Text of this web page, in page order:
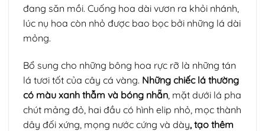
đang săn mồi. Cuống hoa dài vươn ra khỏi nhánh,
lúc nụ hoa còn nhỏ được bao bọc bởi những lá dài
mỏng.
Bổ sung cho những bông hoa rực rỡ là những tán
lá tươi tốt của cây cá vàng. Những chiếc lá thường
có màu xanh thẫm và bóng nhẵn , mặt dưới lá pha
chút mảng đỏ, hai đầu có hình elip nhỏ, mọc thành
dây đối xứng, mọng nước cứng và dày, tạo thêm